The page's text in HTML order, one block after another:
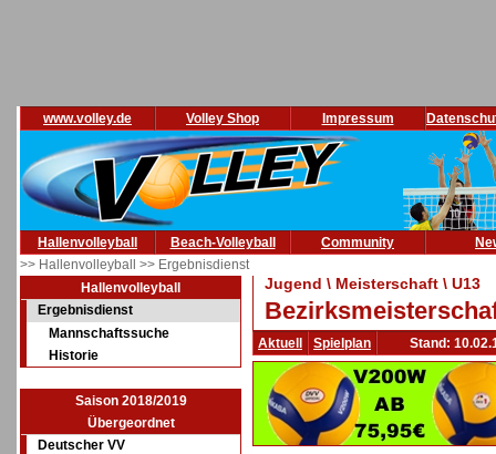
www.volley.de Volley Shop Impressum
Hallenvolleyball Beach-Volleyball Community
>> Hallenvolleyball >> Ergebnisdienst
Hallenvolleyball
Ergebnisdienst
Mannschaftssuche
Historie
Saison 2018/2019
Übergeordnet
Deutscher VV
Jugend \ Meisterschaft \ U13
Aktuell Spielplan Stand: